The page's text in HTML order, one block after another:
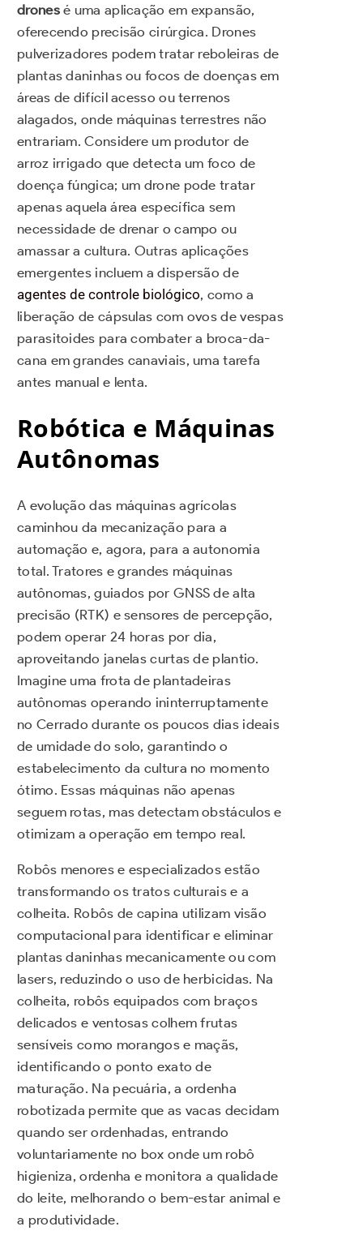
dronesé uma aplicação em expansão,
oferecendo precisão cirúrgica. Drones
pulverizadores podem tratar reboleiras de
plantas daninhas ou focos de doenças em
áreas de difícil acesso ou terrenos
alagados, onde máquinas terrestres não
entrariam. Considere um produtor de
arroz irrigado que detecta um foco de
doença fúngica; um drone pode tratar
apenas aquela área específica sem
necessidade de drenar o campo ou
amassar a cultura. Outras aplicações
emergentes incluem a dispersão de
agentes de controle biológico, como a
liberação de cápsulas com ovos de vespas
parasitoides para combater a broca-da-
cana em grandes canaviais, uma tarefa
antes manual e lenta.
Robótica e Máquinas
Autônomas
A evolução das máquinas agrícolas
caminhou da mecanização para a
automação e, agora, para a autonomia
total. Tratores e grandes máquinas
autônomas, guiados por GNSS de alta
precisão (RTK) e sensores de percepção,
podem operar 24 horas por dia,
aproveitando janelas curtas de plantio.
Imagine uma frota de plantadeiras
autônomas operando ininterruptamente
no Cerrado durante os poucos dias ideais
de umidade do solo, garantindo o
estabelecimento da cultura no momento
ótimo. Essas máquinas não apenas
seguem rotas, mas detectam obstáculos e
otimizam a operação em tempo real.
Robôs menores e especializados estão
transformando os tratos culturais e a
colheita. Robôs de capina utilizam visão
computacional para identificar e eliminar
plantas daninhas mecanicamente ou com
lasers, reduzindo o uso de herbicidas. Na
colheita, robôs equipados com braços
delicados e ventosas colhem frutas
sensíveis como morangos e maçãs,
identificando o ponto exato de
maturação. Na pecuária, a ordenha
robotizada permite que as vacas decidam
quando ser ordenhadas, entrando
voluntariamente no box onde um robô
higieniza, ordenha e monitora a qualidade
do leite, melhorando o bem-estar animal e
a produtividade.